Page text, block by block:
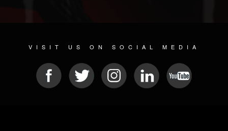
VISIT US ON SOCIAL MEDIA